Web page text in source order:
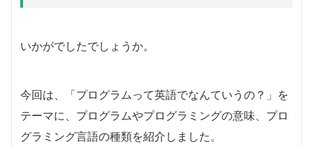
いかがでしたでしょうか。
今回は、「プログラムって英語でなんていうの？」を
テーマに、プログラムやプログラミングの意味、プロ
グラミング言語の種類を紹介しました。